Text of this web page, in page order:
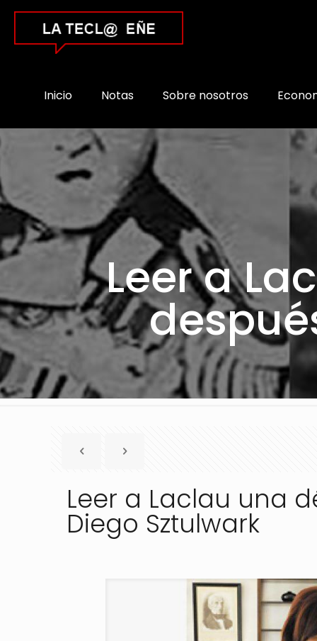
Inicio Notas Sobre nosotros
Leer a
Leer a Laclau una
Diego Sztulwark